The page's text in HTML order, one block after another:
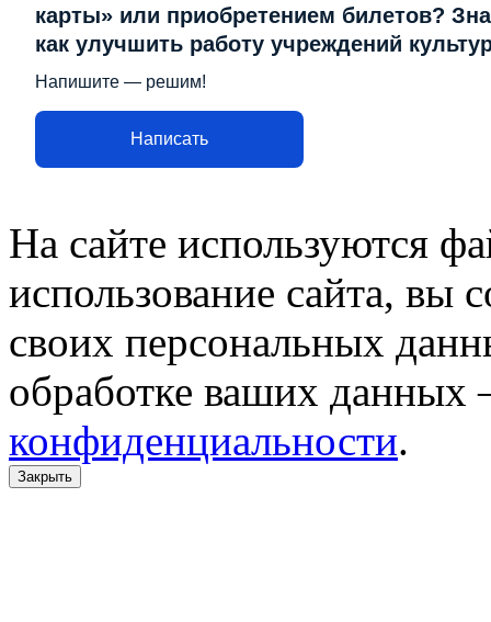
карты» или приобретением билетов?
как улучшить работу учреждений
Напишите — решим!
Написать
На сайте используются
использование сайта, вы
своих персональных
обработке ваших данных
конфиденциальности.
Закрыть